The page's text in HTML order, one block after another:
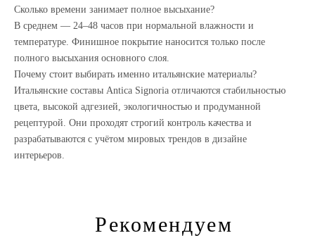
Сколько времени занимает полное высыхание?
В среднем — 24–48 часов при нормальной влажности и
температуре. Финишное покрытие наносится только после
полного высыхания основного слоя.
Почему стоит выбирать именно итальянские материалы?
Итальянские составы Antica Signoria отличаются стабильностью
цвета, высокой адгезией, экологичностью и продуманной
рецептурой. Они проходят строгий контроль качества и
разрабатываются с учётом мировых трендов в дизайне
интерьеров.
Рекомендуем